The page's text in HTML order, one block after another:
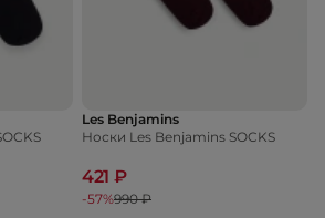
Les Benjamins
Носки Les Benjamins SOCKS
421 ₽
-57%990 ₽